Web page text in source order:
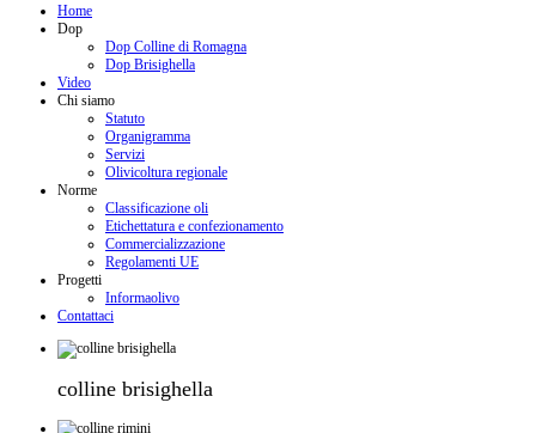
Home
Dop
Dop Colline di Romagna
Dop Brisighella
Video
Chi siamo
Statuto
Organigramma
Servizi
Olivicoltura regionale
Norme
Classificazione oli
Etichettatura e confezionamento
Commercializzazione
Regolamenti UE
Progetti
Informaolivo
Contattaci
colline brisighella